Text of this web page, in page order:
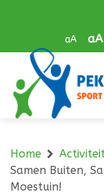
aA aA
Home
Samen Buiten,
Moestuin!